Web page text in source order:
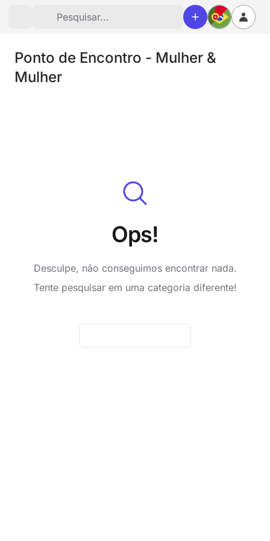
Ponto de Encontro - Mulher &
Mulher
Ops!
Desculpe, não conseguimos encontrar nada.
Tente pesquisar em uma categoria diferente!